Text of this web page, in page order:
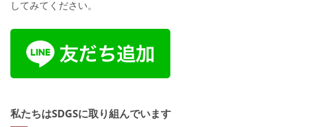
してみてください。
私たちはSDGSに取り組んでいます